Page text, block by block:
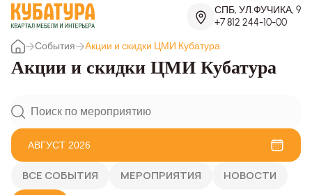
СПБ, УЛ.ФУЧИКА, 9
+7 812 244-10-00
События
Акции и скидки ЦМИ Кубатура
Акции и скидки ЦМИ Кубатура
АВГУСТ 2026
ВСЕ СОБЫТИЯ МЕРОПРИЯТИЯ НОВОСТИ